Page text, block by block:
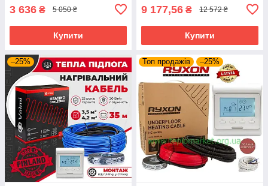
3 636 ₴ 5 050 ₴
Купити
9 177,56 ₴ 12 572 ₴
Купити
–25% Топ продажів –25%